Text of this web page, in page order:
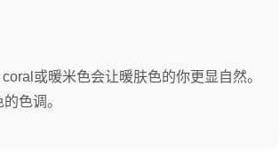
或暖米色会让暖肤色的你更显自然。
色调。